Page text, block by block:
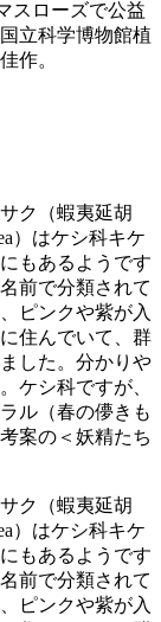
スローズで公益
立科学博物館植
作。
ク（蝦夷延胡
）はケシ科キケ
もあるようです
前で分類されて
ピンクや紫が入
住んでいて、群
した。分かりや
ケシ科ですが、
ル（春の儚きも
案の＜妖精たち
ク（蝦夷延胡
）はケシ科キケ
もあるようです
前で分類されて
ピンクや紫が入